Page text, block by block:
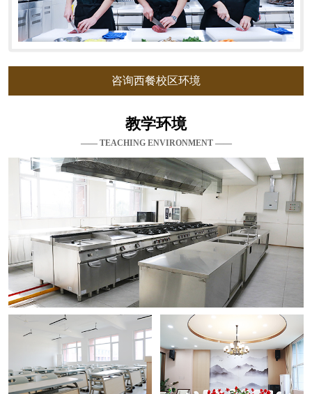
咨询西餐校区环境
教学环境
—— TEACHING ENVIRONMENT ——